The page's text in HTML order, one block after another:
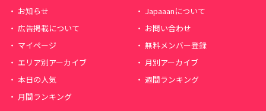
お知らせ
Japaaanについて
広告掲載について
お問い合わせ
マイページ
無料メンバー登録
エリア別アーカイブ
月別アーカイブ
本日の人気
週間ランキング
月間ランキング